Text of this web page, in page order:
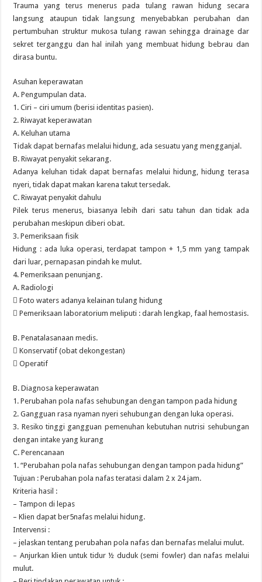
Trauma yang terus menerus pada tulang rawan hidung secara
langsung ataupun tidak langsung menyebabkan perubahan dan
pertumbuhan struktur mukosa tulang rawan sehingga drainage dar
sekret terganggu dan hal inilah yang membuat hidung bebrau dan
dirasa buntu.
Asuhan keperawatan
A. Pengumpulan data.
1. Ciri – ciri umum (berisi identitas pasien).
2. Riwayat keperawatan
A. Keluhan utama
Tidak dapat bernafas melalui hidung, ada sesuatu yang mengganjal.
B. Riwayat penyakit sekarang.
Adanya keluhan tidak dapat bernafas melalui hidung, hidung terasa
nyeri, tidak dapat makan karena takut tersedak.
C. Riwayat penyakit dahulu
Pilek terus menerus, biasanya lebih dari satu tahun dan tidak ada
perubahan meskipun diberi obat.
3. Pemeriksaan fisik
Hidung : ada luka operasi, terdapat tampon + 1,5 mm yang tampak
dari luar, pernapasan pindah ke mulut.
4. Pemeriksaan penunjang.
A. Radiologi
 Foto waters adanya kelainan tulang hidung
 Pemeriksaan laboratorium meliputi : darah lengkap, faal hemostasis.
B. Penatalasanaan medis.
 Konservatif (obat dekongestan)
 Operatif
B. Diagnosa keperawatan
1. Perubahan pola nafas sehubungan dengan tampon pada hidung
2. Gangguan rasa nyaman nyeri sehubungan dengan luka operasi.
3. Resiko tinggi gangguan pemenuhan kebutuhan nutrisi sehubungan
dengan intake yang kurang
C. Perencanaan
1. “Perubahan pola nafas sehubungan dengan tampon pada hidung”
Tujuan : Perubahan pola nafas teratasi dalam 2 x 24 jam.
Kriteria hasil :
– Tampon di lepas
– Klien dapat ber5nafas melalui hidung.
Intervensi :
– jelaskan tentang perubahan pola nafas dan bernafas melalui mulut.
– Anjurkan klien untuk tidur ½ duduk (semi fowler) dan nafas melalui
mulut.